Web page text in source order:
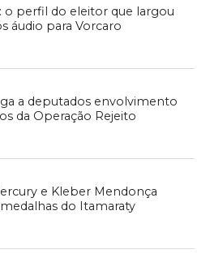
o perfil do eleitor que largou
áudio para Vorcaro
a deputados envolvimento
da Operação Rejeito
e Kleber Mendonça
do Itamaraty